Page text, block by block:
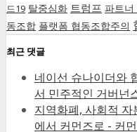
드19 탈중심화 트럼프 파트너
동조합 플랫폼 협동조합주의
최근 댓글
네이선 슈나이더와
서 민주적인 거버넌
지역화폐, 사회적
에서 커먼즈로 - 커